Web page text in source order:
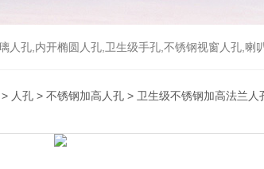
人孔,内开椭圆人孔,卫生级手孔,不锈钢视窗人孔,喇
> 人孔 > 不锈钢加高人孔 > 卫生级不锈钢加高法兰人